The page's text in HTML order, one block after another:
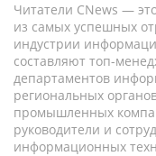
Читатели CNews —
из самых успешных
индустрии
составляют топ-
департаментов
региональных
промышленных
руководители и
информационных